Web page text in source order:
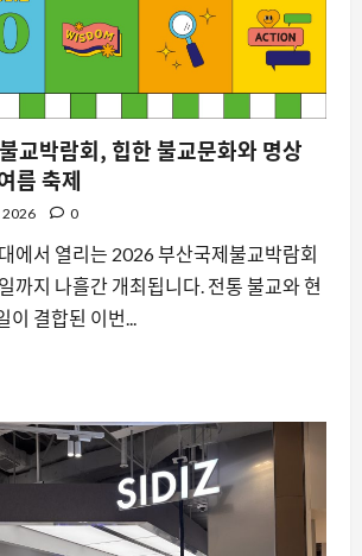
교박람회, 힙한 불교문화와 명상
름 축제
2026 0
에서 열리는 2026 부산국제불교박람회
까지 나흘간 개최됩니다. 전통 불교와 현
이 결합된 이번...